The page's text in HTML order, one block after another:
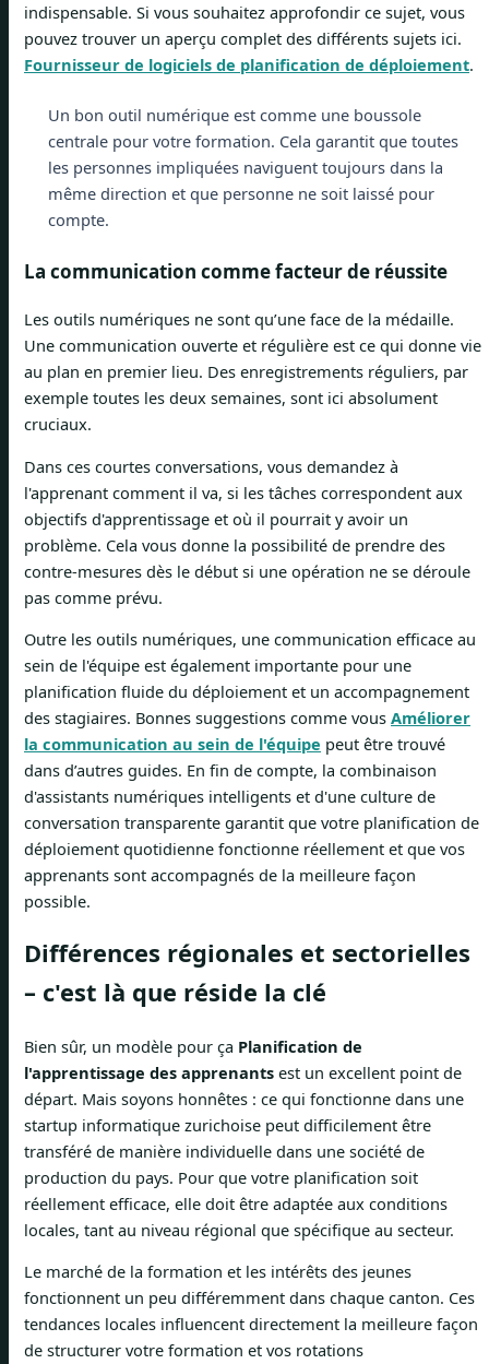
indispensable. Si vous souhaitez approfondir ce sujet, vous
pouvez trouver un aperçu complet des différents sujets ici.
Fournisseur de logiciels de planification de déploiement.
Un bon outil numérique est comme une boussole
centrale pour votre formation. Cela garantit que toutes
les personnes impliquées naviguent toujours dans la
même direction et que personne ne soit laissé pour
compte.
La communication comme facteur de réussite
Les outils numériques ne sont qu’une face de la médaille.
Une communication ouverte et régulière est ce qui donne vie
au plan en premier lieu. Des enregistrements réguliers, par
exemple toutes les deux semaines, sont ici absolument
cruciaux.
Dans ces courtes conversations, vous demandez à
l'apprenant comment il va, si les tâches correspondent aux
objectifs d'apprentissage et où il pourrait y avoir un
problème. Cela vous donne la possibilité de prendre des
contre-mesures dès le début si une opération ne se déroule
pas comme prévu.
Outre les outils numériques, une communication efficace au
sein de l'équipe est également importante pour une
planification fluide du déploiement et un accompagnement
des stagiaires. Bonnes suggestions comme vous Améliorer
la communication au sein de l'équipe peut être trouvé
dans d’autres guides. En fin de compte, la combinaison
d'assistants numériques intelligents et d'une culture de
conversation transparente garantit que votre planification de
déploiement quotidienne fonctionne réellement et que vos
apprenants sont accompagnés de la meilleure façon
possible.
Différences régionales et sectorielles
– c'est là que réside la clé
Bien sûr, un modèle pour ça Planification de
l'apprentissage des apprenants est un excellent point de
départ. Mais soyons honnêtes : ce qui fonctionne dans une
startup informatique zurichoise peut difficilement être
transféré de manière individuelle dans une société de
production du pays. Pour que votre planification soit
réellement efficace, elle doit être adaptée aux conditions
locales, tant au niveau régional que spécifique au secteur.
Le marché de la formation et les intérêts des jeunes
fonctionnent un peu différemment dans chaque canton. Ces
tendances locales influencent directement la meilleure façon
de structurer votre formation et vos rotations